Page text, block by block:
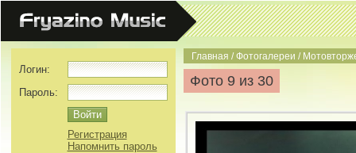
Главная /Фотогалереи /
Фото 9 из 30
Логин:
Пароль:
Регистрация
Напомнить пароль